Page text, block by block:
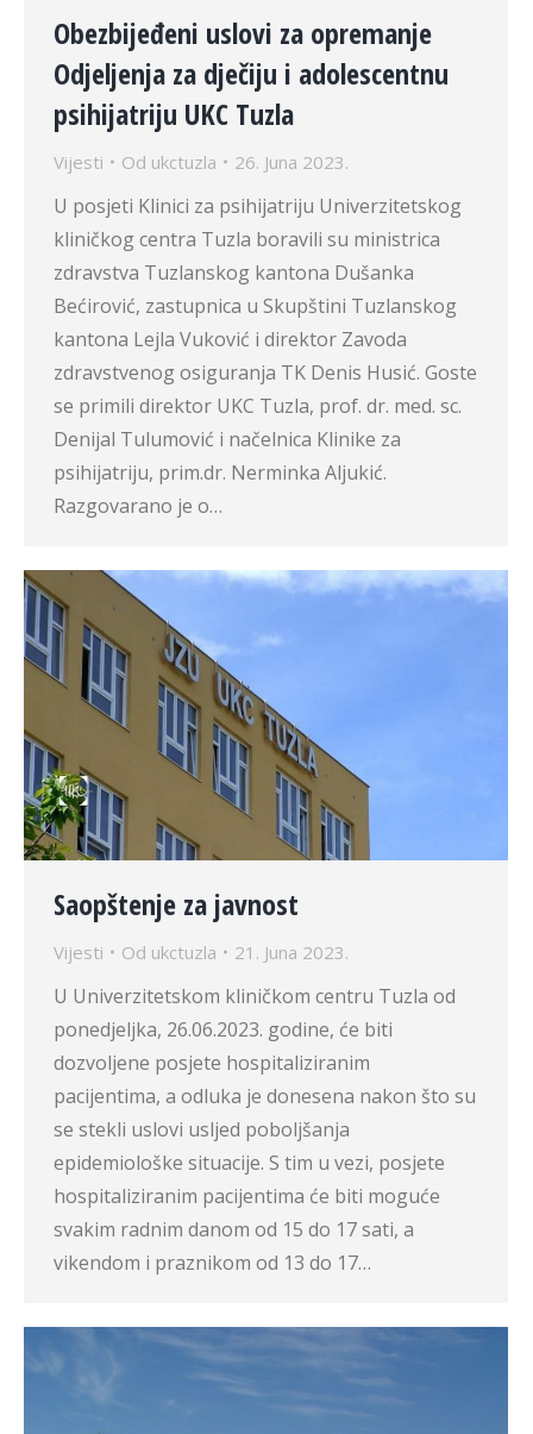
Obezbijeđeni uslovi za opremanje
Odjeljenja za dječiju i adolescentnu
psihijatriju UKC Tuzla
Vijesti Od ukctuzla 26. Juna 2023.
U posjeti Klinici za psihijatriju Univerzitetskog
kliničkog centra Tuzla boravili su ministrica
zdravstva Tuzlanskog kantona Dušanka
Bećirović, zastupnica u Skupštini Tuzlanskog
kantona Lejla Vuković i direktor Zavoda
zdravstvenog osiguranja TK Denis Husić. Goste
se primili direktor UKC Tuzla, prof. dr. med. sc.
Denijal Tulumović i načelnica Klinike za
psihijatriju, prim.dr. Nerminka Aljukić.
Razgovarano je o…
Saopštenje za javnost
Vijesti Od ukctuzla 21. Juna 2023.
U Univerzitetskom kliničkom centru Tuzla od
ponedjeljka, 26.06.2023. godine, će biti
dozvoljene posjete hospitaliziranim
pacijentima, a odluka je donesena nakon što su
se stekli uslovi usljed poboljšanja
epidemiološke situacije. S tim u vezi, posjete
hospitaliziranim pacijentima će biti moguće
svakim radnim danom od 15 do 17 sati, a
vikendom i praznikom od 13 do 17…